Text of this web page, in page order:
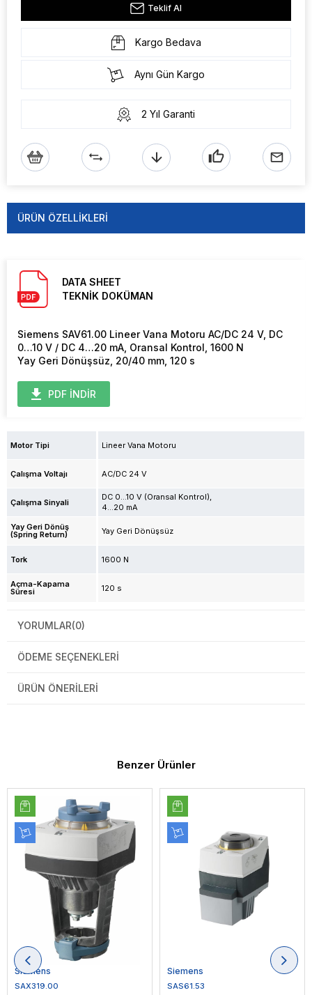
Teklif Al
Kargo Bedava
Aynı Gün Kargo
2 Yıl Garanti
ÜRÜN ÖZELLIKLERI
DATA SHEET
TEKNİK DOKÜMAN
Siemens SAV61.00 Lineer Vana Motoru AC/DC 24 V, DC
0…10 V / DC 4…20 mA, Oransal Kontrol, 1600 N
Yay Geri Dönüşsüz, 20/40 mm, 120 s
PDF İNDİR
Motor Tipi Lineer Vana Motoru
Çalışma Voltajı AC/DC 24 V
Çalışma Sinyali
DC 0...10 V (Oransal Kontrol)
4...20 mA
Yay Geri Dönüş
(Spring Return) Yay Geri Dönüşsüz
Tork 1600 N
Açma-Kapama
Süresi 120 s
YORUMLAR(0)
ÖDEME SEÇENEKLERI
ÜRÜN ÖNERILERI
Benzer Ürünler
Siemens
SAX319.00
Siemens
SAS61.53